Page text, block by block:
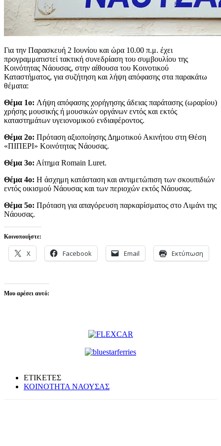
Για την Παρασκευή 2 Ιουνίου και ώρα 10.00 π.μ. έχει
προγραμματιστεί τακτική συνεδρίαση του συμβουλίου της
Κοινότητας Νάουσας, στην αίθουσα του Κοινοτικού
Καταστήματος, για συζήτηση και λήψη απόφασης στα παρακάτω
θέματα:
Θέμα 1ο: Λήψη απόφασης χορήγησης άδειας παράτασης (ωραρίου)
χρήσης μουσικής ή μουσικών οργάνων εντός και εκτός
καταστημάτων υγειονομικού ενδιαφέροντος.
Θέμα 2ο: Πρόταση αξιοποίησης Δημοτικού Ακινήτου στη Θέση
«ΠΙΠΕΡΙ» Κοινότητας Νάουσας.
Θέμα 3ο: Αίτημα Romain Luret.
Θέμα 4ο: Η άσχημη κατάσταση και αντιμετώπιση των σκουπιδιών
εντός οικισμού Νάουσας και των περιοχών εκτός Νάουσας.
Θέμα 5ο: Πρόταση για απαγόρευση παρκαρίσματος στο Λιμάνι της
Νάουσας.
Κοινοποιήστε:
X Facebook Email Εκτύπωση
Μου αρέσει αυτό:
ΕΤΙΚΕΤΕΣ
ΚΟΙΝΟΤΗΤΑ ΝΑΟΥΣΑΣ